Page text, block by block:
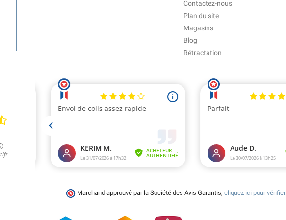
Contactez-nous
Plan du site
Magasins
Blog
Rétractation
Marchand approuvé par la Société des Avis Garantis, cliquez ici pour vérifier.